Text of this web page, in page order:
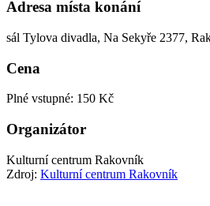
Adresa místa konání
sál Tylova divadla, Na Sekyře 2377,
Cena
Plné vstupné: 150 Kč
Organizátor
Kulturní centrum Rakovník
Zdroj: Kulturní centrum Rakovník